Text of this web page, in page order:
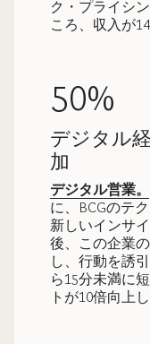
ク・プライシ
ころ、収入が
50%
デジタル
加
デジタル営業。
に、BCGのテ
新しいインサ
後、この企業
し、行動を誘
ら15分未満に
トが10倍向上